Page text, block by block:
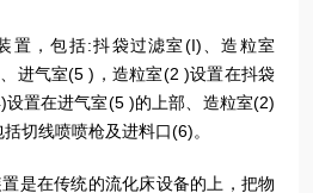
置，包括:抖袋过滤室(I)、造粒室
进气室(5 )，造粒室(2 )设置在抖袋
置在进气室(5 )的上部、造粒室(2)
切线喷喷枪及进料口(6)。
是在传统的流化床设备的上，把物